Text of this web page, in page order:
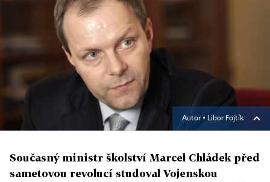
Autor ▪ Libor Fojtík
Současný ministr školství Marcel Chládek před
sametovou revolucí studoval Vojenskou